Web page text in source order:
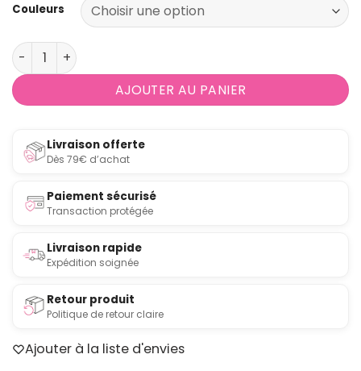
Couleurs
quantité de Plaid Bamboo
AJOUTER AU PANIER
Livraison offerte
Dès 79€ d’achat
Paiement sécurisé
Transaction protégée
Livraison rapide
Expédition soignée
Retour produit
Politique de retour claire
Ajouter à la liste d'envies